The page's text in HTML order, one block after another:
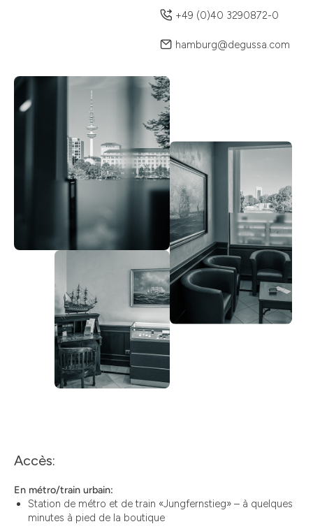
+49 (0)40 3290872-0
hamburg@degussa.com
Accès:
En métro/train urbain:
Station de métro et de train «Jungfernstieg» – à quelques
minutes à pied de la boutique